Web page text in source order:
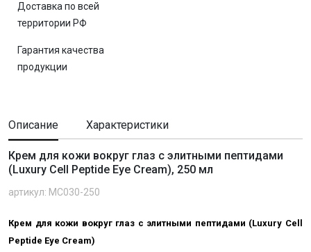
Доставка по всей
территории РФ
Гарантия качества
продукции
Описание Характеристики
Крем для кожи вокруг глаз с элитными пептидами
(Luxury Cell Peptide Eye Cream), 250 мл
артикул: MC030-250
Крем для кожи вокруг глаз с элитными пептидами (Luxury Cell
Peptide Eye Cream)